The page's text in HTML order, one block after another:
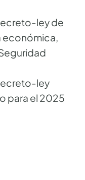
ley de
económica,
ley
para el 2025